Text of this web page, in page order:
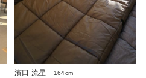
濱口 流星
164cm